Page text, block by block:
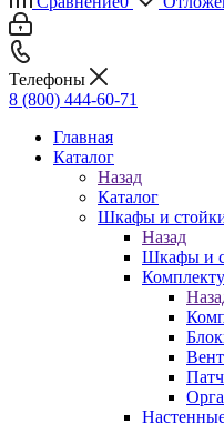
Телефоны
8 (800) 444-60-71
Главная
Каталог
Назад
Каталог
Шкафы и
Назад
Шкафы и